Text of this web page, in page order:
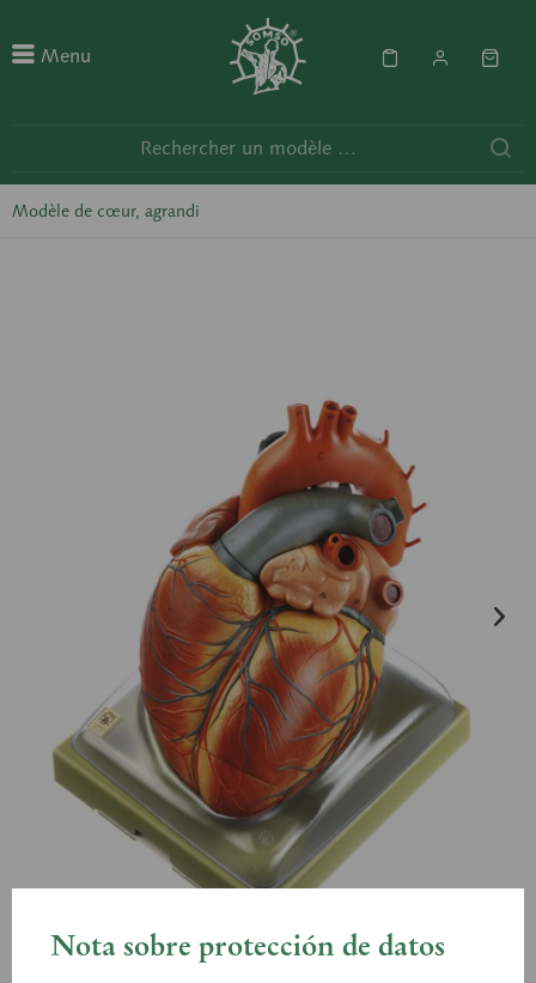
Menu
Modèle de cœur, agrandi
Nota sobre protección de datos